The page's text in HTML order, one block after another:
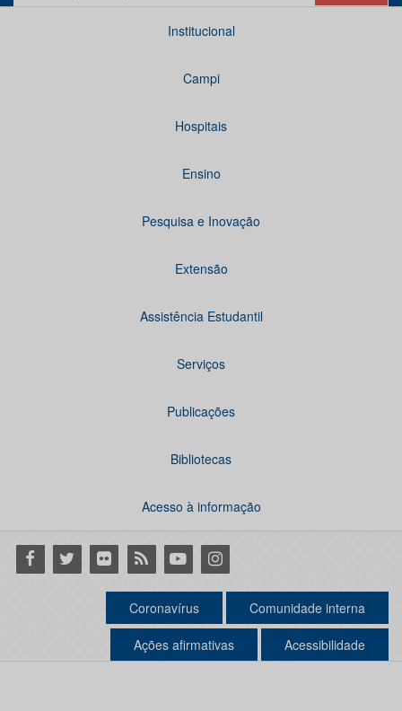
Institucional
Campi
Hospitais
Ensino
Pesquisa e Inovação
Extensão
Assistência Estudantil
Serviços
Publicações
Bibliotecas
Acesso à informação
Facebook
Twitter Flickr RSS YoutubeInstagram
Coronavírus Comunidade interna
Ações afirmativas Acessibilidade